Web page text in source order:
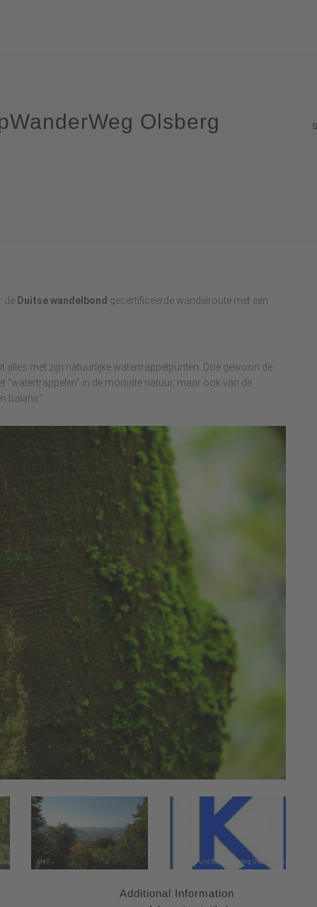
Olsberg
de Duitse wandelbond gecertificeerde wandelroute met een
alles met zijn natuurlijke watertrappelpunten. Doe gewoon de
"watertrappelen" in de mooiste natuur, maar ook van de
balans".
Additional Information